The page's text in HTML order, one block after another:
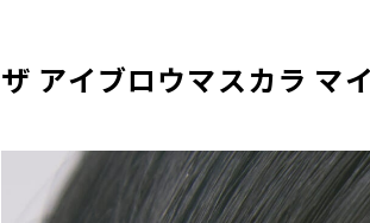
ザ アイブロウマスカラ マ